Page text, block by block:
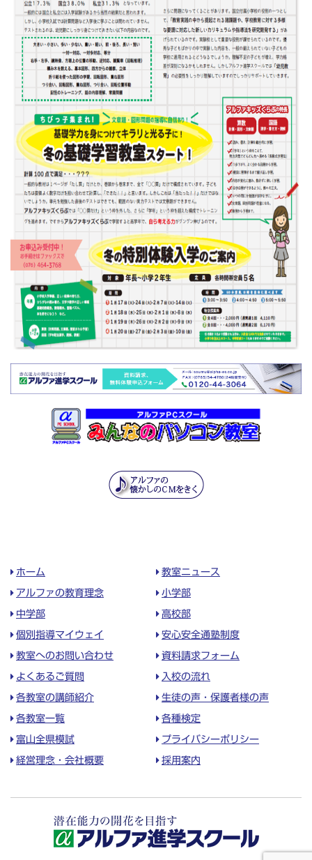
ホーム 教室ニュース
アルファの教育理念 小学部
中学部 高校部
個別指導マイウェイ 安心安全通塾制度
教室へのお問い合わせ 資料請求フォーム
よくあるご質問 入校の流れ
各教室の講師紹介 生徒の声・保護者様の声
各教室一覧 各種検定
富山全県模試 プライバシーポリシー
経営理念・会社概要 採用案内